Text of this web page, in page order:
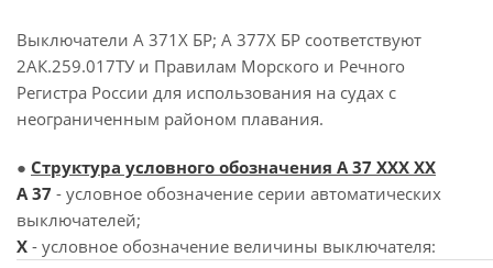
Выключатели А 371Х БР; А 377Х БР соответствуют
2АК.259.017ТУ и Правилам Морского и Речного
Регистра России для использования на судах с
неограниченным районом плавания.
● Структура условного обозначения А 37 ХХХ ХХ
А 37 - условное обозначение серии автоматических
выключателей;
X - условное обозначение величины выключателя: